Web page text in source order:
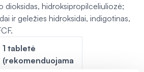
dioksidas, hidroksipropilceliuliozė;
ir geležies hidroksidai, indigotinas,
1 tabletė
(rekomenduojama